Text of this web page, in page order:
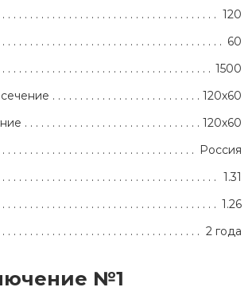
120
60
1500
120х60
120х60
Россия
1.31
1.26
2 года
№1